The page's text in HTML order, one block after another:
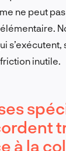
ne peut
s’exécutent,
inutile.
à la